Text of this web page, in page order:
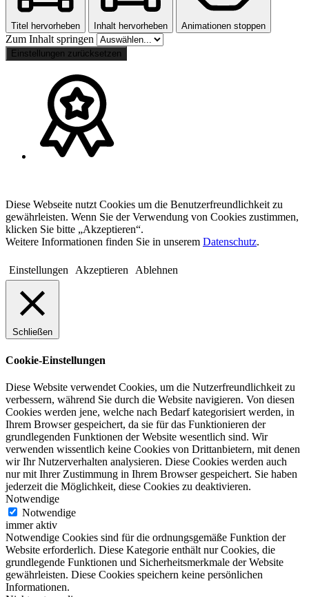
Titel hervorheben Inhalt hervorheben Animationen stoppen
Zum Inhalt springen
Einstellungen zurücksetzen
Diese Webseite nutzt Cookies um die Benutzerfreundlichkeit zu
gewährleisten. Wenn Sie der Verwendung von Cookies zustimmen,
klicken Sie bitte „Akzeptieren“.
Weitere Informationen finden Sie in unserem Datenschutz.
Einstellungen Akzeptieren Ablehnen
Schließen
Cookie-Einstellungen
Diese Website verwendet Cookies, um die Nutzerfreundlichkeit zu
verbessern, während Sie durch die Website navigieren. Von diesen
Cookies werden jene, welche nach Bedarf kategorisiert werden, in
Ihrem Browser gespeichert, da sie für das Funktionieren der
grundlegenden Funktionen der Website wesentlich sind. Wir
verwenden wissentlich keine Cookies von Drittanbietern, mit denen
wir Ihr Nutzerverhalten analysieren. Diese Cookies werden auch
nur mit Ihrer Zustimmung in Ihrem Browser gespeichert. Sie haben
jederzeit die Möglichkeit, diese Cookies zu deaktivieren.
Notwendige
Notwendige
immer aktiv
Notwendige Cookies sind für die ordnungsgemäße Funktion der
Website erforderlich. Diese Kategorie enthält nur Cookies, die
grundlegende Funktionen und Sicherheitsmerkmale der Website
gewährleisten. Diese Cookies speichern keine persönlichen
Informationen.